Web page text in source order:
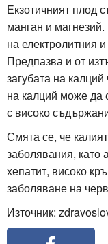
Екзотичният плод
манган и
на електролитния
Предпазва и от
загубата на
на калций може да
с високо
Смята се, че
заболявания, като
хепатит, високо
заболяване на
Източник: